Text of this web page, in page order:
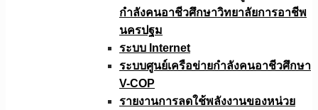
กำลังคนอาชีวศึกษาวิทยาลัยการอาชีพ
นครปฐม
ระบบ Internet
ระบบศูนย์เครือข่ายกำลังคนอาชีวศึกษา
V-COP
รายงานการลดใช้พลังงานของหน่วย